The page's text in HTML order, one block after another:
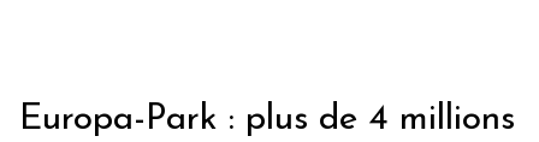
Europa-Park : plus de 4 millions